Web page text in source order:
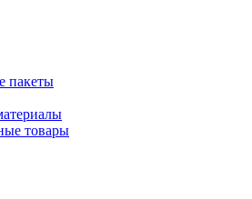
пакеты
товары